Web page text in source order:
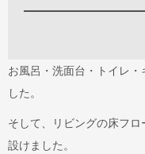
お風呂・洗面台・トイレ
した。
そして、リビングの床フ
設けました。